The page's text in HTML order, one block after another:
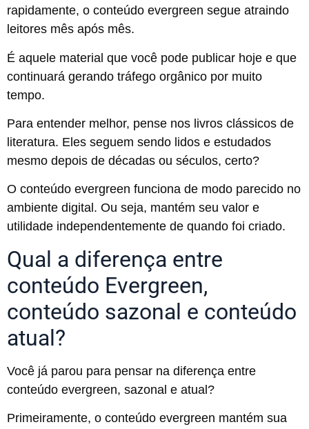
rapidamente, o conteúdo evergreen segue atraindo
leitores mês após mês.
É aquele material que você pode publicar hoje e que
continuará gerando tráfego orgânico por muito
tempo.
Para entender melhor, pense nos livros clássicos de
literatura. Eles seguem sendo lidos e estudados
mesmo depois de décadas ou séculos, certo?
O conteúdo evergreen funciona de modo parecido no
ambiente digital. Ou seja, mantém seu valor e
utilidade independentemente de quando foi criado.
Qual a diferença entre
conteúdo Evergreen,
conteúdo sazonal e conteúdo
atual?
Você já parou para pensar na diferença entre
conteúdo evergreen, sazonal e atual?
Primeiramente, o conteúdo evergreen mantém sua